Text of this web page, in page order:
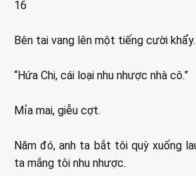
16
Bên tai vang lên một tiếng cười khẩy.
“Hứa Chi, cái loại nhu nhược nhà cô.”
Mỉa mai, giễu cợt.
Năm đó, anh ta bắt tôi quỳ xuống
ta mắng tôi nhu nhược.